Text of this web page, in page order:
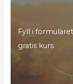
Fyll i
gratis kurs
K
Namn *